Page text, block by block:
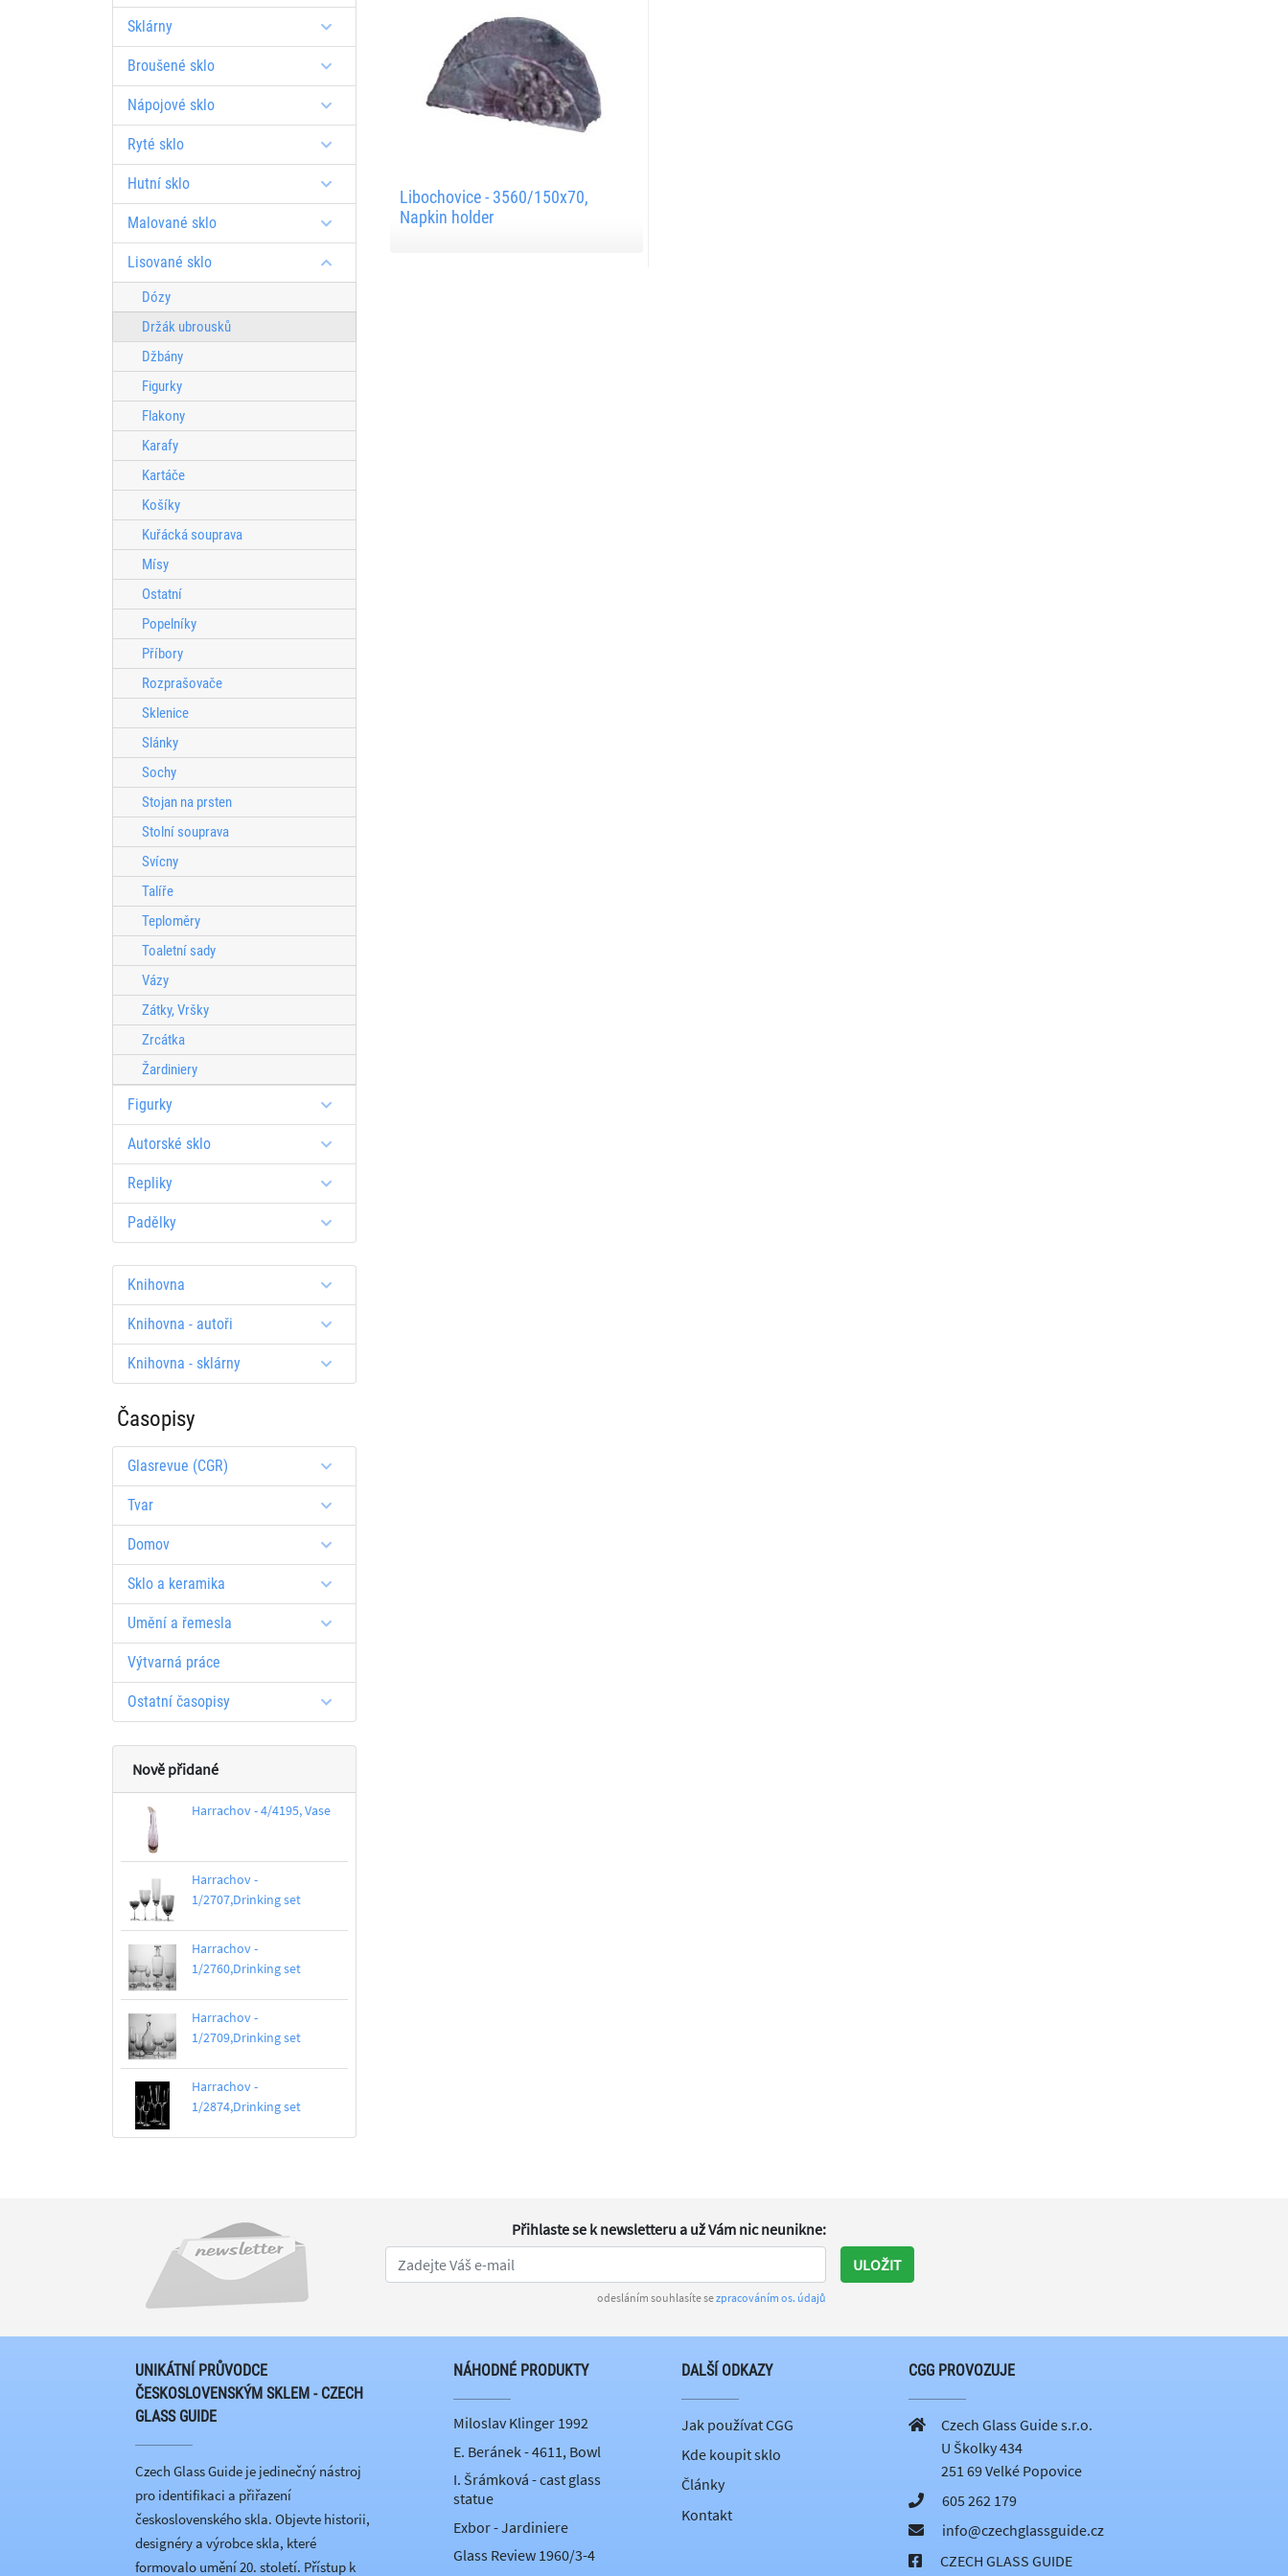
Sklárny
Broušené sklo
Nápojové sklo
Ryté sklo
Hutní sklo
Malované sklo
Lisované sklo
Dózy
Držák ubrousků
Džbány
Figurky
Flakony
Karafy
Kartáče
Košíky
Kuřácká souprava
Mísy
Ostatní
Popelníky
Příbory
Rozprašovače
Sklenice
Slánky
Sochy
Stojan na prsten
Stolní souprava
Svícny
Talíře
Teploměry
Toaletní sady
Vázy
Zátky, Vršky
Zrcátka
Žardiniery
Figurky
Autorské sklo
Repliky
Padělky
Knihovna
Knihovna - autoři
Knihovna - sklárny
Časopisy
Glasrevue (CGR)
Tvar
Domov
Sklo a keramika
Umění a řemesla
Výtvarná práce
Ostatní časopisy
Nově přidané
Harrachov - 4/4195, Vase
Harrachov -
1/2707,Drinking set
Harrachov -
1/2760,Drinking set
Harrachov -
1/2709,Drinking set
Harrachov -
1/2874,Drinking set
Libochovice - 3560/150x70,
Napkin holder
Přihlaste se k newsletteru a už Vám nic neunikne:
odesláním souhlasíte sezpracováním os. údajů
ULOŽIT
UNIKÁTNÍ PRŮVODCE
ČESKOSLOVENSKÝM SKLEM - CZECH
GLASS GUIDE
Czech Glass Guide je jedinečný nástroj
pro identifikaci a přiřazení
československého skla. Objevte historii,
designéry a výrobce skla, které
formovalo umění 20. století. Přístup k
NÁHODNÉ PRODUKTY
Miloslav Klinger 1992
E. Beránek - 4611, Bowl
I. Šrámková - cast glass
statue
Exbor - Jardiniere
Glass Review 1960/3-4
DALŠÍ ODKAZY
Jak používat CGG
Kde koupit sklo
Články
Kontakt
CGG PROVOZUJE
Czech Glass Guide s.r.o.
U Školky 434
251 69 Velké Popovice
605 262 179
info@czechglassguide.cz
CZECH GLASS GUIDE